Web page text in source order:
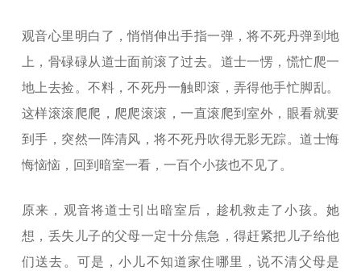
观音心里明白了，悄悄伸出手指一弹，将不死丹弹到地
上，骨碌碌从道士面前滚了过去。道士一愣，慌忙爬一
地上去捡。不料，不死丹一触即滚，弄得他手忙脚乱。
这样滚滚爬爬，爬爬滚滚，一直滚爬到室外，眼看就要
到手，突然一阵清风，将不死丹吹得无影无踪。道士悔
悔恼恼，回到暗室一看，一百个小孩也不见了。
原来，观音将道士引出暗室后，趁机救走了小孩。她
想，丢失儿子的父母一定十分焦急，得赶紧把儿子给他
们送去。可是，小儿不知道家住哪里，说不清父母是